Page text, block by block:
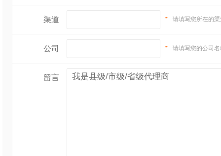
渠道 * 请填写您所在的
公司 * 请填写您的公司
留言